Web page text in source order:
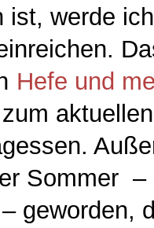
ist, werde
Hefe und
Sommer –
geworden,